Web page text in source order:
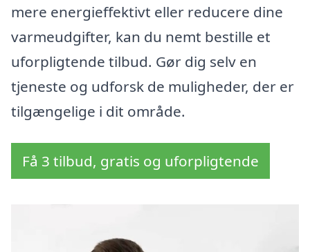
mere energieffektivt eller reducere dine
varmeudgifter, kan du nemt bestille et
uforpligtende tilbud. Gør dig selv en
tjeneste og udforsk de muligheder, der er
tilgængelige i dit område.
Få 3 tilbud, gratis og uforpligtende